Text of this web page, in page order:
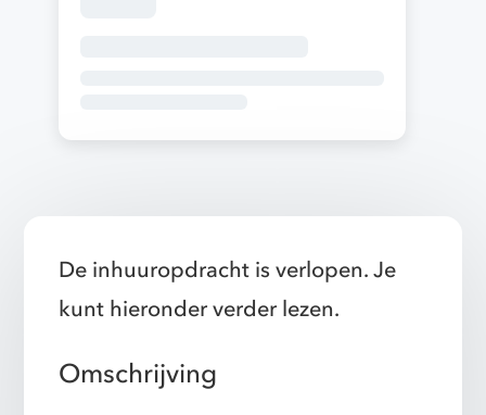
De inhuuropdracht is verlopen. Je
kunt hieronder verder lezen.
Omschrijving